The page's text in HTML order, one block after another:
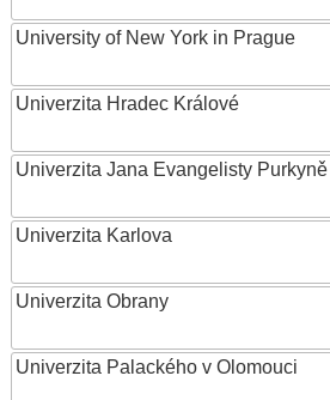
University of New York in Prague
Univerzita Hradec Králové
Univerzita Jana Evangelisty
Univerzita Karlova
Univerzita Obrany
Univerzita Palackého v Olomouci